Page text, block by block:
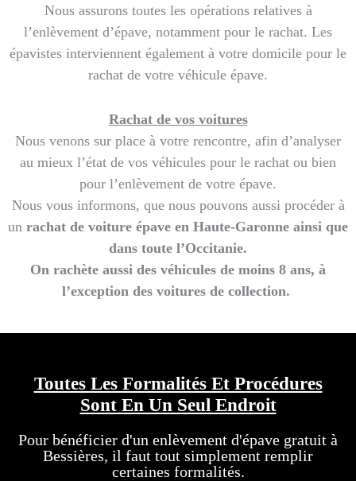
Nous assurons toutes les opérations relatives à
l’enlèvement d’épave, notamment pour le rachat. Les
épavistes interviennent également à votre domicile pour le
rachat de votre véhicule épave.
Rachat de vos voitures
Nous venons sur place à votre rencontre, afin d’analyser
au mieux l’état de vos véhicules pour le rachat ou bien
pour l’enlèvement de votre épave.
Nous vous informons, que nous pouvons aussi procéder à
un rachat de voiture épave en Haute-Garonne ainsi que
dans toute l’Occitanie.
On rachète aussi des véhicules de moins 8 ans, à
l’exception des voitures de collection.
Toutes Les Formalités Et Procédures
Sont En Un Seul Endroit
Pour bénéficier d'un enlèvement d'épave gratuit à
Bessières, il faut tout simplement remplir
certaines formalités.